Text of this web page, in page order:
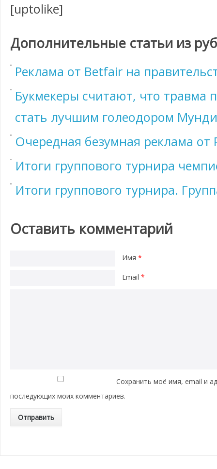
[uptolike]
Дополнительные статьи из
Реклама от Betfair на
Букмекеры считают, что травма
стать лучшим голеодором
Очередная безумная реклама от
Итоги группового турнира
Итоги группового турнира.
Оставить комментарий
Имя *
Email *
Сохранить моё имя, email и
последующих моих комментариев.